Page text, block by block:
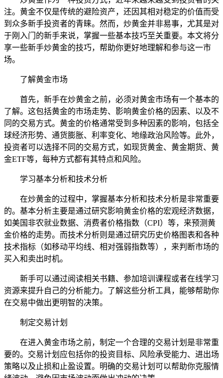
注。黄金不仅是传统的避险资产，还因其相对稳定的价值而受
到众多新手投资者的青睐。然而，炒黄金并非易事，尤其是对
于刚入门的新手来说，掌握一些基本技巧至关重要。本文将分
享一些新手炒黄金的技巧，帮助你更好地理解和参与这一市
场。
了解黄金市场
首先，新手在炒黄金之前，必须对黄金市场有一个基本的
了解。这包括黄金的市场走势、影响黄金价格的因素、以及不
同的交易方式。黄金的价格通常受到多种因素的影响，包括全
球经济形势、通货膨胀、利率变化、地缘政治风险等。此外，
投资者可以选择不同的交易方式，如现货黄金、黄金期货、黄
金ETF等，每种方式都有其特点和风险。
学习基本分析和技术分析
在炒黄金的过程中，掌握基本分析和技术分析是非常重要
的。基本分析主要是通过研究影响黄金价格的宏观经济数据，
如美国非农就业数据、消费者价格指数（CPI）等，来预测黄
金价格的走势。而技术分析则是通过研究历史价格图表和各种
技术指标（如移动平均线、相对强弱指数等），来判断市场的
买入和卖出时机。
新手可以通过阅读相关书籍、参加培训课程或者在线学习
资源来提升自己的分析能力。了解这些分析工具，能够帮助你
在交易中做出更明智的决策。
制定交易计划
在进入黄金市场之前，制定一个合理的交易计划是非常重
要的。交易计划应包括你的投资目标、风险承受能力、进出场
策略以及止损和止盈设置。明确的交易计划可以帮助你克服情